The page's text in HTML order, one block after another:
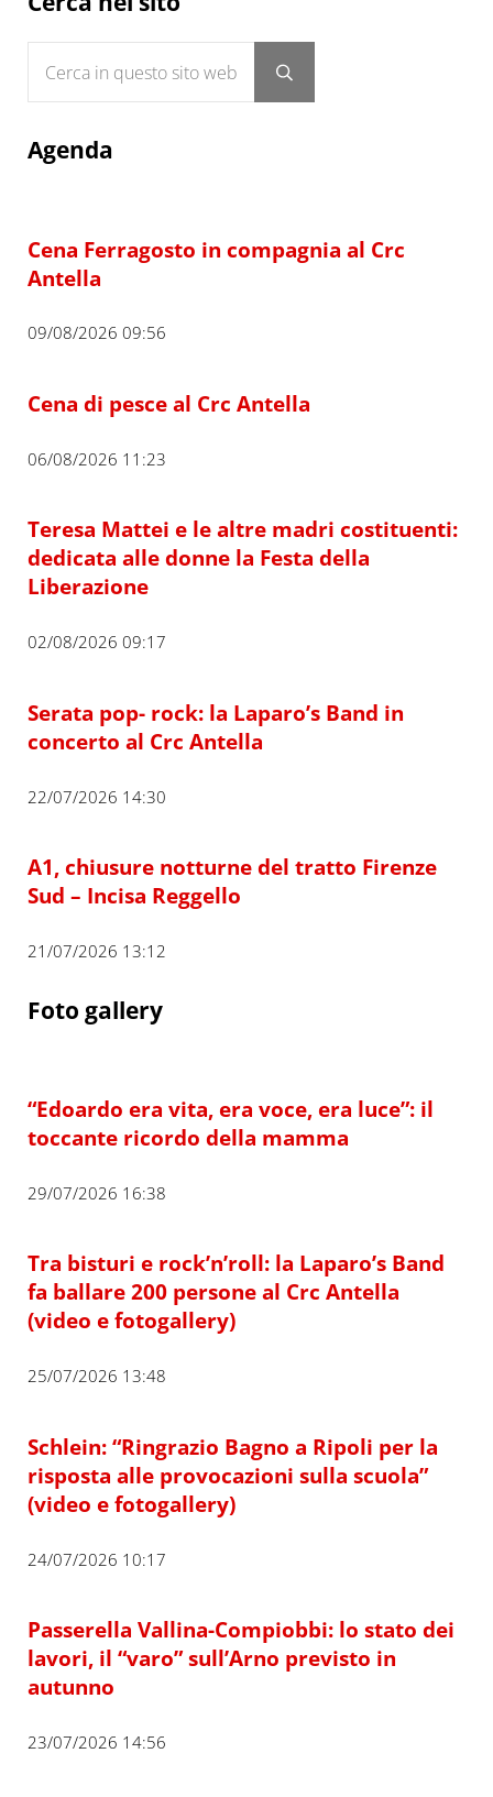
Submit search
Agenda
Cena Ferragosto in compagnia al Crc
Antella
09/08/2026 09:56
Cena di pesce al Crc Antella
06/08/2026 11:23
Teresa Mattei e le altre madri costituenti:
dedicata alle donne la Festa della
Liberazione
02/08/2026 09:17
Serata pop- rock: la Laparo’s Band in
concerto al Crc Antella
22/07/2026 14:30
A1, chiusure notturne del tratto Firenze
Sud – Incisa Reggello
21/07/2026 13:12
Foto gallery
“Edoardo era vita, era voce, era luce”: il
toccante ricordo della mamma
29/07/2026 16:38
Tra bisturi e rock’n’roll: la Laparo’s Band
fa ballare 200 persone al Crc Antella
(video e fotogallery)
25/07/2026 13:48
Schlein: “Ringrazio Bagno a Ripoli per la
risposta alle provocazioni sulla scuola”
(video e fotogallery)
24/07/2026 10:17
Passerella Vallina-Compiobbi: lo stato dei
lavori, il “varo” sull’Arno previsto in
autunno
23/07/2026 14:56